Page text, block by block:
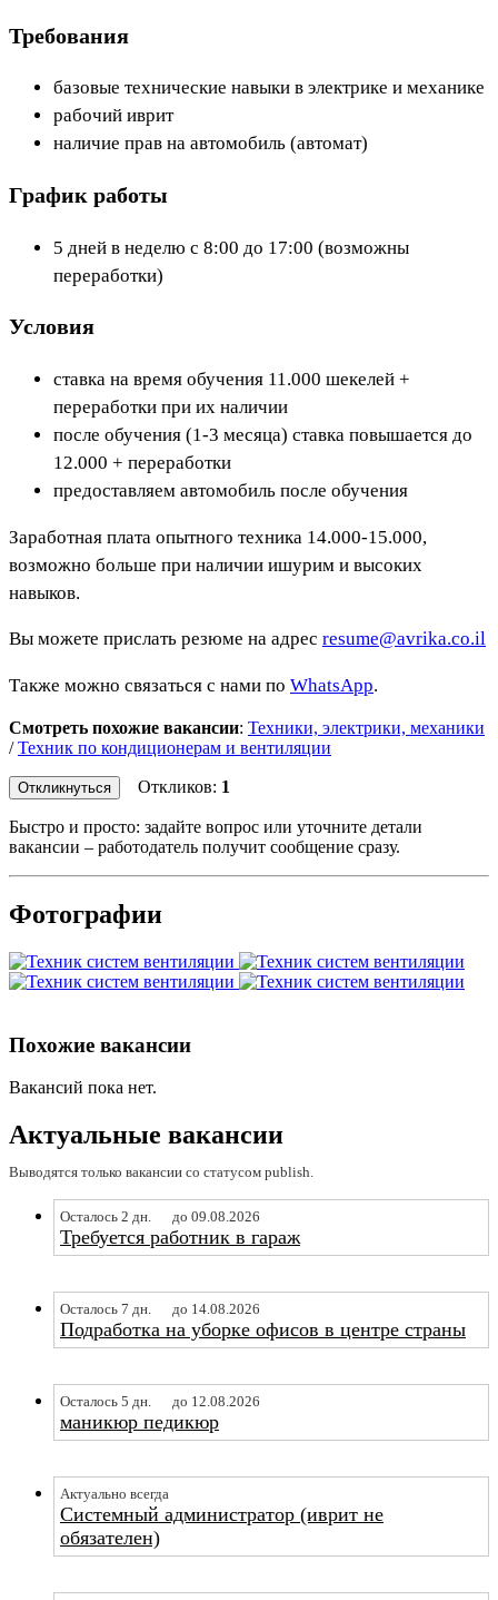
Требования
базовые технические навыки в электрике и механике
рабочий иврит
наличие прав на автомобиль (автомат)
График работы
5 дней в неделю с 8:00 до 17:00 (возможны
переработки)
Условия
ставка на время обучения 11.000 шекелей +
переработки при их наличии
после обучения (1-3 месяца) ставка повышается до
12.000 + переработки
предоставляем автомобиль после обучения
Заработная плата опытного техника 14.000-15.000,
возможно больше при наличии ишурим и высоких
навыков.
Вы можете прислать резюме на адрес resume@avrika.co.il
Также можно связаться с нами по WhatsApp.
Смотреть похожие вакансии: Техники, электрики, механики
/Техник по кондиционерам и вентиляции
Откликнуться Откликов: 1
Быстро и просто: задайте вопрос или уточните детали
вакансии – работодатель получит сообщение сразу.
Фотографии
Похожие вакансии
Вакансий пока нет.
Актуальные вакансии
Выводятся только вакансии со статусом publish.
Осталось 2 дн. до 09.08.2026
Требуется работник в гараж
Осталось 7 дн. до 14.08.2026
Подработка на уборке офисов в центре страны
Осталось 5 дн. до 12.08.2026
маникюр педикюр
Актуально всегда
Системный администратор (иврит не
обязателен)